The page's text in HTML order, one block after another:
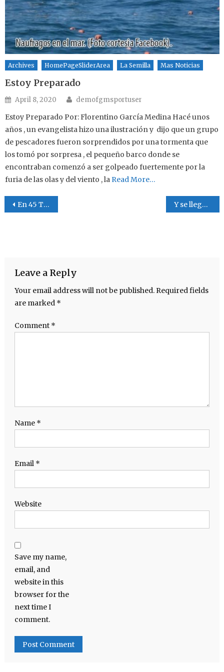
Archives HomePageSliderArea La Semilla Mas Noticias
Estoy Preparado
Posted on
April 8, 2020 Author
demofgmsportuser
Estoy Preparado Por: Florentino García Medina Hacé unos
años , un evangelista hizo una ilustración y dijo que un grupo
de pescadores fueron sorprendidos por una tormenta que
los tomó por sorpresa , el pequeño barco donde se
encontraban comenzó a ser golpeado fuertemente por la
furia de las olas y del viento , la Read More…
Post navigation
En 45 Temporadas Y se llegó la fecha
Leave a Reply
Your email address will not be published. Required fields
are marked *
Comment *
Name *
Email *
Website
Save my name,
email, and
website in this
browser for the
next time I
comment.